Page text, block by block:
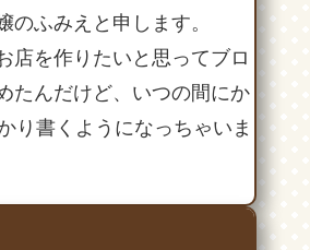
のふみえと申します。
店を作りたいと思ってブロ
たんだけど、いつの間にか
り書くようになっちゃいま